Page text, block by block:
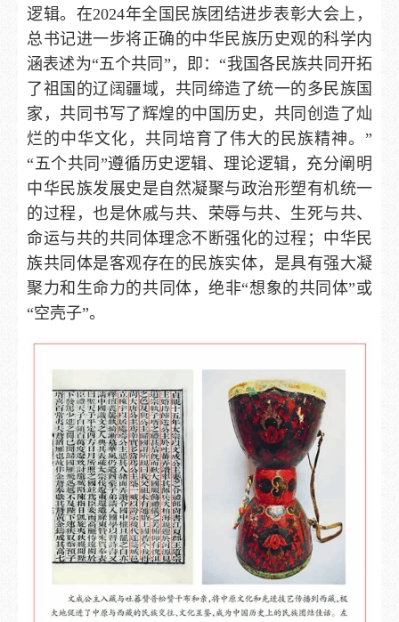
逻辑。在2024年全国民族团结进步表彰大会上，
总书记进一步将正确的中华民族历史观的科学内
涵表述为“五个共同”，即：“我国各民族共同开拓
了祖国的辽阔疆域，共同缔造了统一的多民族国
家，共同书写了辉煌的中国历史，共同创造了灿
烂的中华文化，共同培育了伟大的民族精神。”
“五个共同”遵循历史逻辑、理论逻辑，充分阐明
中华民族发展史是自然凝聚与政治形塑有机统一
的过程，也是休戚与共、荣辱与共、生死与共、
命运与共的共同体理念不断强化的过程；中华民
族共同体是客观存在的民族实体，是具有强大凝
聚力和生命力的共同体，绝非“想象的共同体”或
“空壳子”。